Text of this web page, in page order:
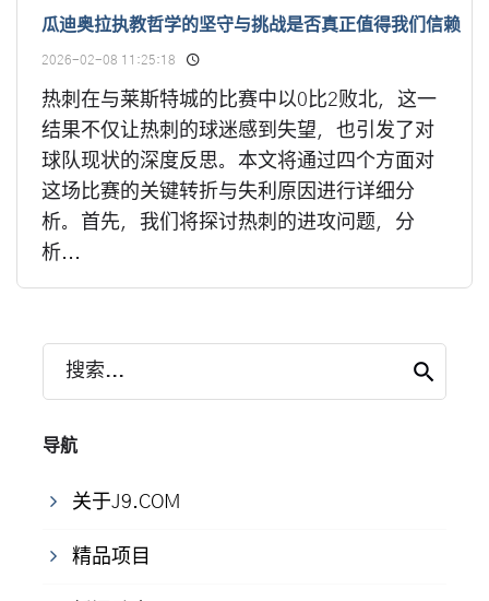
瓜迪奥拉执教哲学的坚守与挑战是否真正值得我们信赖
2026-02-08 11:25:18
热刺在与莱斯特城的比赛中以0比2败北，这一
结果不仅让热刺的球迷感到失望，也引发了对
球队现状的深度反思。本文将通过四个方面对
这场比赛的关键转折与失利原因进行详细分
析。首先，我们将探讨热刺的进攻问题，分
析...
搜索...
导航
关于J9.COM
精品项目